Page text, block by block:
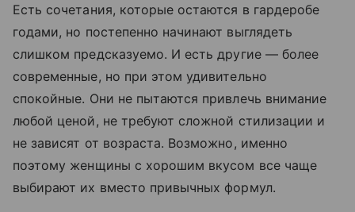
Есть сочетания, которые остаются в гардеробе
годами, но постепенно начинают выглядеть
слишком предсказуемо. И есть другие — более
современные, но при этом удивительно
спокойные. Они не пытаются привлечь внимание
любой ценой, не требуют сложной стилизации и
не зависят от возраста. Возможно, именно
поэтому женщины с хорошим вкусом все чаще
выбирают их вместо привычных формул.